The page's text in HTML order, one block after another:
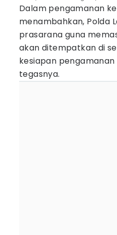
Dalam pengamanan
menambahkan, Polda
prasarana guna
akan ditempatkan di
kesiapan
tegasnya.